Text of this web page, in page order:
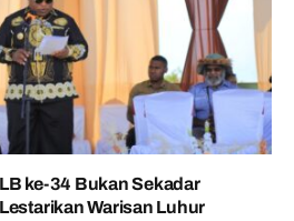
ke-34 Bukan Sekadar
Warisan Luhur